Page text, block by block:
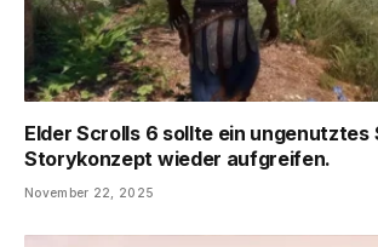
Elder Scrolls 6 sollte ein ungenutztes
Storykonzept wieder aufgreifen.
November 22, 2025